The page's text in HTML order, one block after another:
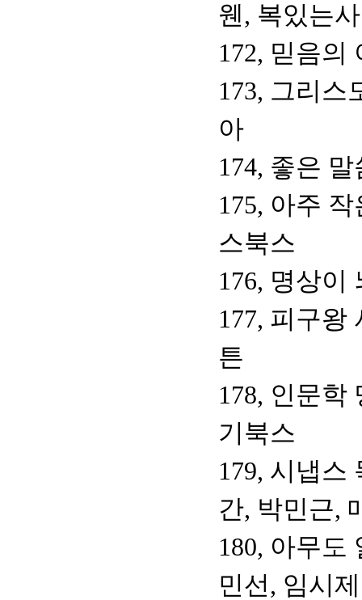
웬, 복있는
172, 믿음의
173, 그리스
아
174, 좋은
175, 아주
스북스
176, 명상이
177, 피구왕
튼
178, 인문학
기북스
179, 시냅스
간, 박민근,
180, 아무도
민선, 임시